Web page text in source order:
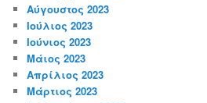
Αύγουστος 2023
Ιούλιος 2023
Ιούνιος 2023
Μάιος 2023
Απρίλιος 2023
Μάρτιος 2023